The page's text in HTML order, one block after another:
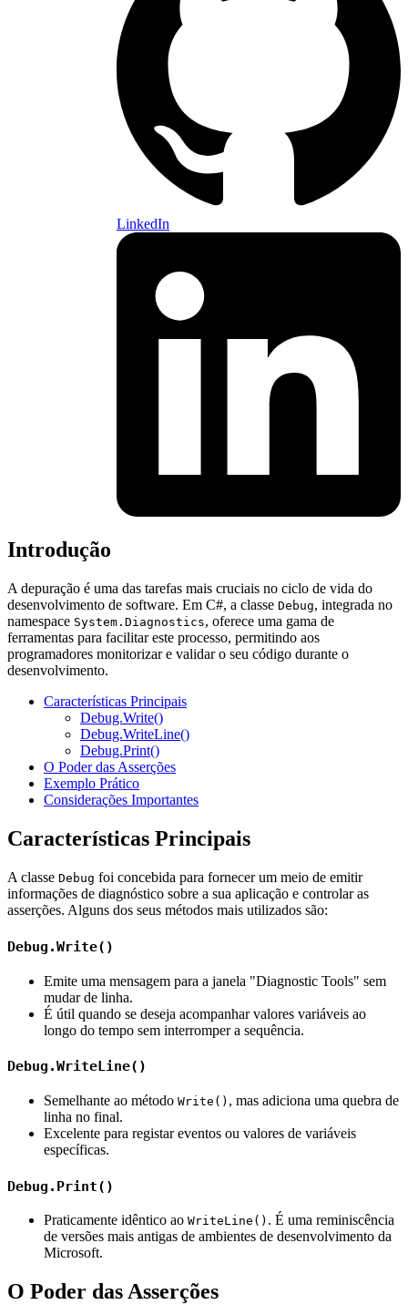
LinkedIn
Introdução
A depuração é uma das tarefas mais cruciais no ciclo de vida do
desenvolvimento de software. Em C#, a classe Debug, integrada no
namespace System.Diagnostics, oferece uma gama de
ferramentas para facilitar este processo, permitindo aos
programadores monitorizar e validar o seu código durante o
desenvolvimento.
Características Principais
Debug.Write()
Debug.WriteLine()
Debug.Print()
O Poder das Asserções
Exemplo Prático
Considerações Importantes
Características Principais
A classe Debug foi concebida para fornecer um meio de emitir
informações de diagnóstico sobre a sua aplicação e controlar as
asserções. Alguns dos seus métodos mais utilizados são:
Debug.Write()
Emite uma mensagem para a janela "Diagnostic Tools" sem
mudar de linha.
É útil quando se deseja acompanhar valores variáveis ao
longo do tempo sem interromper a sequência.
Debug.WriteLine()
Semelhante ao método Write() , mas adiciona uma quebra de
linha no final.
Excelente para registar eventos ou valores de variáveis
específicas.
Debug.Print()
Praticamente idêntico ao WriteLine() . É uma reminiscência
de versões mais antigas de ambientes de desenvolvimento da
Microsoft.
O Poder das Asserções